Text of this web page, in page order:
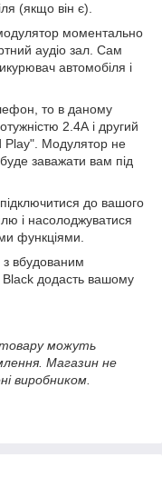
(якщо він є).
моментально
аудіо зал. Сам
автомобіля і
то в даному
2.4А і другий
Play". Модулятор не
заважати вам під
до вашого
і насолоджуватися
функціями.
вбудованим
додасть вашому
можуть
Магазин не
виробником.